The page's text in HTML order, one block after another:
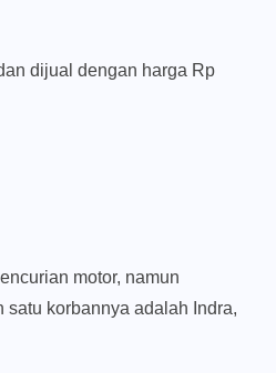
dijual dengan harga Rp
motor, namun
korbannya adalah Indra,